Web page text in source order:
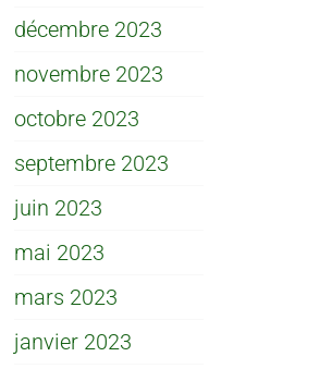
décembre 2023
novembre 2023
octobre 2023
septembre 2023
juin 2023
mai 2023
mars 2023
janvier 2023